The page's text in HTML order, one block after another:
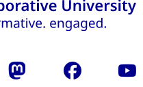
Mastodon Facebook